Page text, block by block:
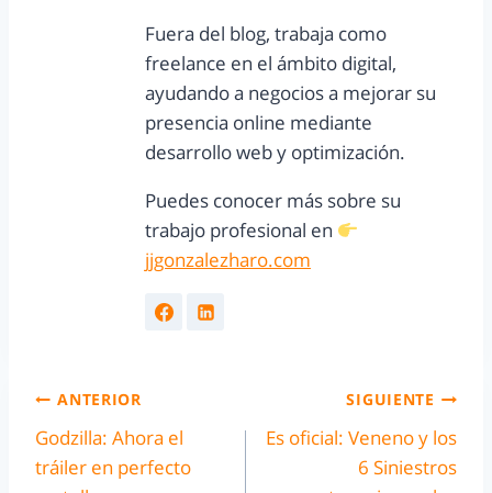
Fuera del blog, trabaja como
freelance en el ámbito digital,
ayudando a negocios a mejorar su
presencia online mediante
desarrollo web y optimización.
Puedes conocer más sobre su
trabajo profesional en
jjgonzalezharo.com
ANTERIOR
Godzilla: Ahora el
tráiler en perfecto
SIGUIENTE
Es oficial: Veneno y los
6 Siniestros